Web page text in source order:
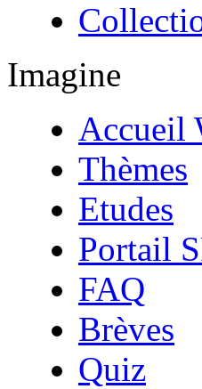
Imagine
Accueil
Thèmes
Etudes
Portail
FAQ
Brèves
Quiz